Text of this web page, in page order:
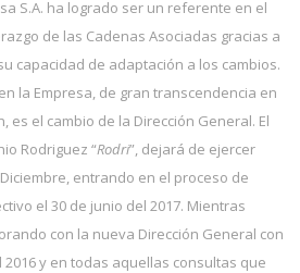
S.A. ha logrado ser un referente en el
de las Cadenas Asociadas gracias a
capacidad de adaptación a los cambios.
la Empresa, de gran transcendencia en
es el cambio de la Dirección General. El
Rodriguez “Rodri”, dejará de ejercer
entrando en el proceso de
el 30 de junio del 2017. Mientras
con la nueva Dirección General con
2016 y en todas aquellas consultas que